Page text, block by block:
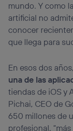
mundo. Y como
artificial no
conocer
que llega para
En esos dos
una de las
tiendas de iOS y
Pichai, CEO de
650 millones de
profesional,